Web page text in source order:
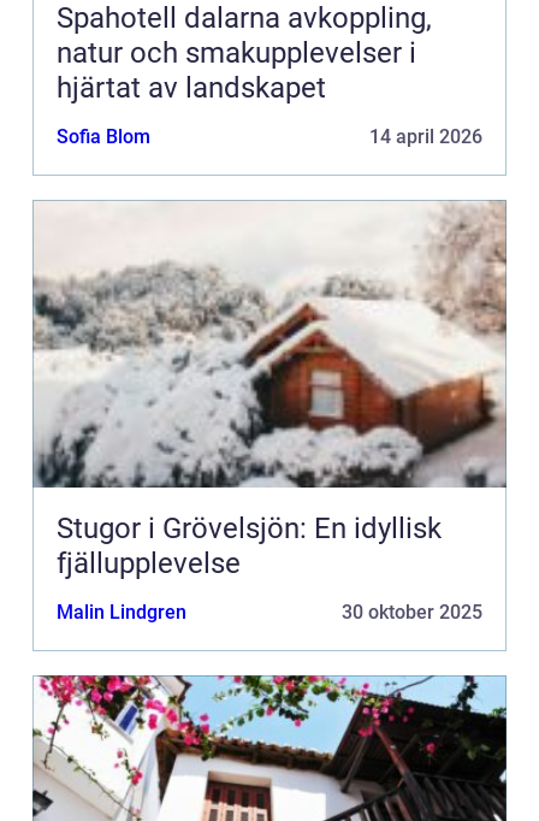
Spahotell dalarna avkoppling,
natur och smakupplevelser i
hjärtat av landskapet
Sofia Blom 14 april 2026
Stugor i Grövelsjön: En idyllisk
fjällupplevelse
Malin Lindgren 30 oktober 2025